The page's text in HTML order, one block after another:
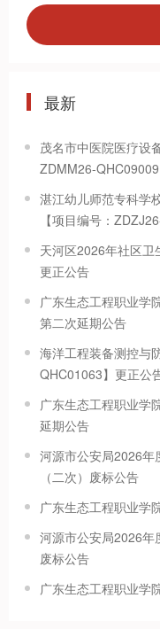
最新
茂名市中医院医疗设
ZDMM26-
湛江幼儿师范专科学
【项目编号：
天河区2026年社区卫
更正公告
广东生态工程职业学
第二次延期公告
海洋工程装备测控与
QHC01063】更正公
广东生态工程职业学
延期公告
河源市公安局2026年
（二次）废标公告
广东生态工程职业学
河源市公安局2026年
废标公告
广东生态工程职业学